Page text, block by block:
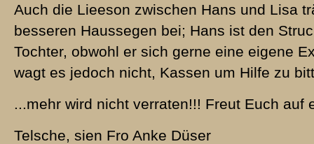
Auch die Lieeson zwischen Hans und Lisa
besseren Haussegen bei; Hans ist den
Tochter, obwohl er sich gerne eine eigene
wagt es jedoch nicht, Kassen um Hilfe zu
...mehr wird nicht verraten!!! Freut Euch auf
Telsche, sien Fro Anke Düser